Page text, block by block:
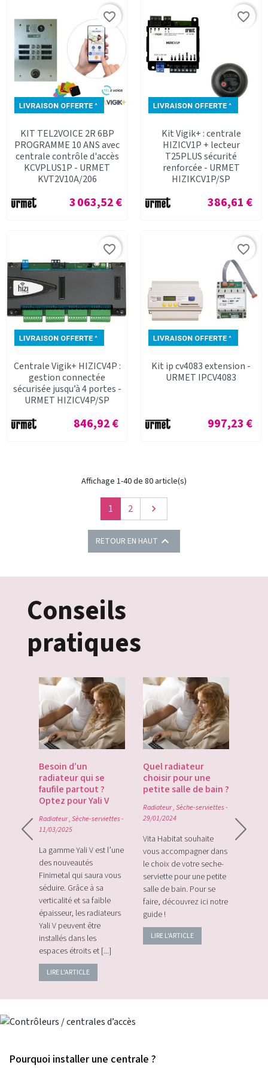
KIT TEL2VOICE 2R 6BP
PROGRAMME 10 ANS avec
centrale contrôle d'accès
KCVPLUS1P - URMET
KVT2V10A/206
Prix
3 063,52 €
favorite_border
Kit Vigik+ : centrale
HIZICV1P + lecteur
T25PLUS sécurité
renforcée - URMET
HIZIKCV1P/SP
Prix
386,61 €
favorite_border
Centrale Vigik+ HIZICV4P :
gestion connectée
sécurisée jusqu’à 4 portes -
URMET HIZICV4P/SP
Prix
846,92 €
favorite_border
Kit ip cv4083 extension -
URMET IPCV4083
Prix
997,23 €
favorite_border
Affichage 1-40 de 80 article(s)
1 2 Suivant

RETOUR EN HAUT 
Conseils
pratiques
Besoin d’un
radiateur qui se
faufile partout ?
Optez pour Yali V
Radiateur,Sèche-serviettes-
11/03/2025
La gamme Yali V est l’une
des nouveautés
Finimetal qui saura vous
séduire. Grâce à sa
verticalité et sa faible
épaisseur, les radiateurs
Yali V peuvent être
installés dans les
espaces étroits et [...]
LIRE L'ARTICLE
Quel radiateur
choisir pour une
petite salle de bain ?
Radiateur,Sèche-serviettes-
29/01/2024
Vita Habitat souhaite
vous accompagner dans
le choix de votre seche-
serviette pour une petite
salle de bain. Pour se
faire, découvrez ici notre
guide !
LIRE L'ARTICLE
Pourquoi installer une centrale ?